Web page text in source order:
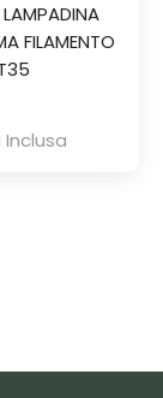
FILAMENTO
Inclusa